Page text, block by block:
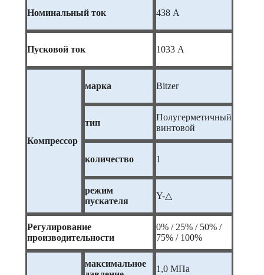
Номинальный ток 438 А
Пусковой ток 1033 А
Компрессор
марка Bitzer
тип
Полугерметичный
винтовой
количество 1
режим
пускателя
Y-△
Регулирование
производительности
0% / 25% / 50% /
75% / 100%
максимальное
1,0 МПа